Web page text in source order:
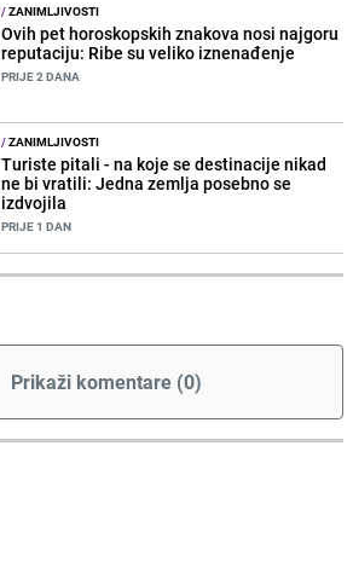
/ZANIMLJIVOSTI
Ovih pet horoskopskih znakova nosi najgoru
reputaciju: Ribe su veliko iznenađenje
PRIJE 2 DANA
/ZANIMLJIVOSTI
Turiste pitali - na koje se destinacije nikad
ne bi vratili: Jedna zemlja posebno se
izdvojila
PRIJE 1 DAN
Prikaži komentare (0)